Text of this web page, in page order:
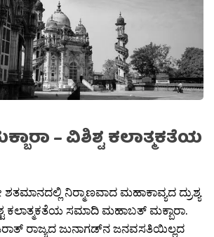
– ವಿಶಿಶ್ಟ ಕಲಾತ್ಮಕತೆಯ
ನಿರ‍್ಮಾಣವಾದ ಮಹಾಕಾವ್ಯದ ದ್ರುಶ್ಯ
ಕಲಾತ್ಮಕತೆಯ ಸಮಾದಿ ಮಹಾಬತ್ ಮಕ್ಬಾರಾ.
ರಾಜ್ಯದ ಜುನಾಗಡ್‍ನ ಜನವಸತಿಯಿಲ್ಲದ